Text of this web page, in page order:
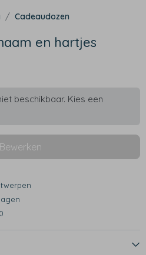
Cadeaudozen
en hartjes
beschikbaar. Kies een
Bewerken